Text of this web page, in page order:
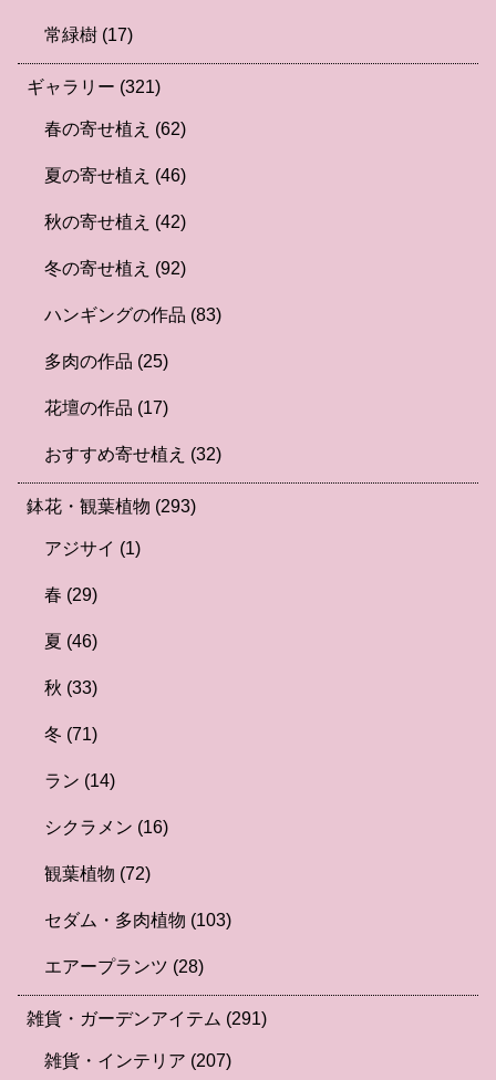
常緑樹 (17)
ギャラリー (321)
春の寄せ植え (62)
夏の寄せ植え (46)
秋の寄せ植え (42)
冬の寄せ植え (92)
ハンギングの作品 (83)
多肉の作品 (25)
花壇の作品 (17)
おすすめ寄せ植え (32)
鉢花・観葉植物 (293)
アジサイ (1)
春 (29)
夏 (46)
秋 (33)
冬 (71)
ラン (14)
シクラメン (16)
観葉植物 (72)
セダム・多肉植物 (103)
エアープランツ (28)
雑貨・ガーデンアイテム (291)
雑貨・インテリア (207)